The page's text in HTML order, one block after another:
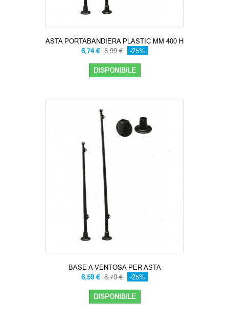
ASTA PORTABANDIERA PLASTIC MM 400 H
6,74 € 8,99 € -25%
DISPONIBILE
BASE A VENTOSA PER ASTA
6,59 € 8,79 € -25%
DISPONIBILE